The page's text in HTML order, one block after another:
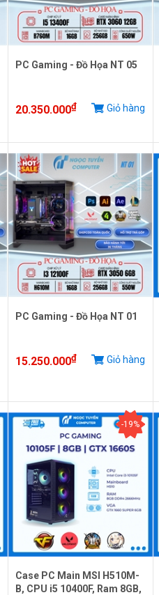
PC Gaming - Đồ Họa NT 05
20.350.000₫ Giỏ hàng
PC Gaming - Đồ Họa NT 01
15.250.000₫ Giỏ hàng
-19%
Case PC Main MSI H510M-
B, CPU i5 10400F, Ram 8GB,